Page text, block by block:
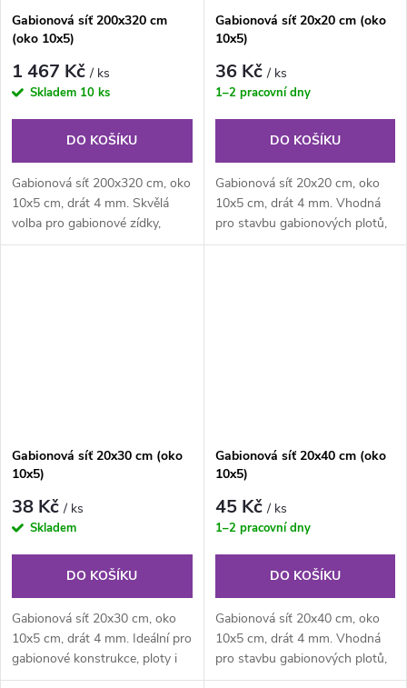
Gabionová síť 200x320 cm
(oko 10x5)
1 467 Kč/ ks
Skladem 10 ks
DO KOŠÍKU
Gabionová síť 200x320 cm, oko
10x5 cm, drát 4 mm. Skvělá
volba pro gabionové zídky,
opěrné stěny a plotové výplně.
Gabionová síť 20x20 cm (oko
10x5)
36 Kč/ ks
1–2 pracovní dny
DO KOŠÍKU
Gabionová síť 20x20 cm, oko
10x5 cm, drát 4 mm. Vhodná
pro stavbu gabionových plotů,
zídek a opěrných stěn.
Gabionová síť 20x30 cm (oko
10x5)
38 Kč/ ks
Skladem
DO KOŠÍKU
Gabionová síť 20x30 cm, oko
10x5 cm, drát 4 mm. Ideální pro
gabionové konstrukce, ploty i
dekorativní prvky na zahradě.
Gabionová síť 20x40 cm (oko
10x5)
45 Kč/ ks
1–2 pracovní dny
DO KOŠÍKU
Gabionová síť 20x40 cm, oko
10x5 cm, drát 4 mm. Vhodná
pro stavbu gabionových plotů,
zídek a opěrných stěn.